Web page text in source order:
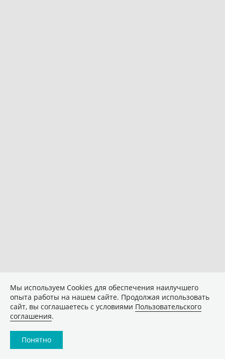
Мы используем Сookies для обеспечения наилучшего
опыта работы на нашем сайте. Продолжая использовать
сайт, вы соглашаетесь с условиями Пользовательского
соглашения.
Понятно